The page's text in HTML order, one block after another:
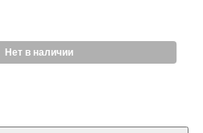
Нет в наличии